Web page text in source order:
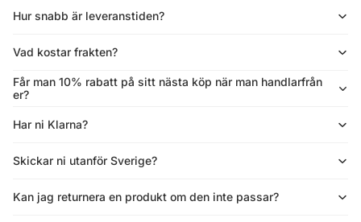
Hur snabb är leveranstiden?
Vad kostar frakten?
Får man 10% rabatt på sitt nästa köp när man handlarfrån
er?
Har ni Klarna?
Skickar ni utanför Sverige?
Kan jag returnera en produkt om den inte passar?